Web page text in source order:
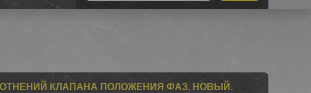
КЛАПАНА ПОЛОЖЕНИЯ ФАЗ. НОВЫЙ.